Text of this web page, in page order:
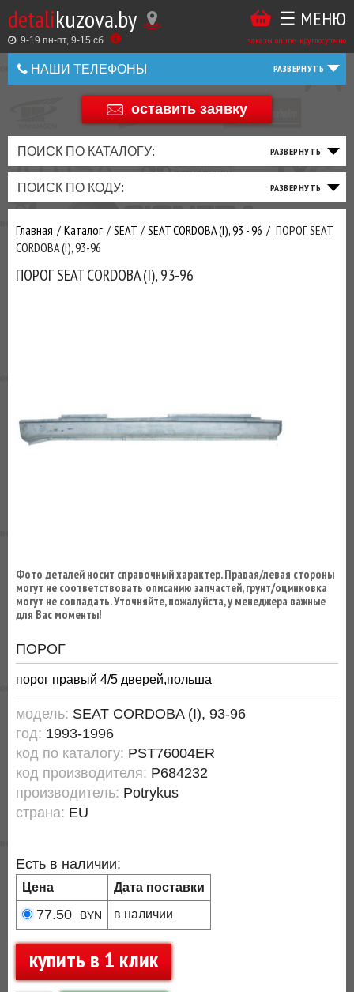
detalikuzova.by
9-19 пн-пт, 9-15 cб заказы online: круглосуточно
☰ МЕНЮ
НАШИ ТЕЛЕФОНЫ
+375 44 586 05 44
оставить заявку
ПОИСК ПО КАТАЛОГУ:
ПОИСК ПО КОДУ:
Главная Каталог SEAT SEAT CORDOBA (I), 93 - 96
ПОРОГ SEAT
CORDOBA (I), 93-96
ПОРОГ SEAT CORDOBA (I), 93-96
Фото деталей носит справочный характер. Правая/левая стороны
могут не соответствовать описанию запчастей, грунт/оцинковка
могут не совпадать. Уточняйте, пожалуйста, у менеджера важные
для Вас моменты!
ПОРОГ
порог правый 4/5 дверей,польша
модель: SEAT CORDOBA (I), 93-96
год: 1993-1996
код по каталогу: PST76004ER
код производителя: P684232
производитель: Potrykus
страна: EU
Есть в наличии:
Цена Дата поставки
77.50 BYN в наличии
купить в 1 клик
Оставить
Оценить
товар
Купить
в
1
Беларусь
+375
+375
ТАКЖЕ
ВЫ
МОЖЕТЕ
У
ЗАКАЗАТЬ
ТО
ФИЛЬТРА
ТОРМОЗНАЯ
СИСТЕМА
ПОДВЕСКА
РУЛЕВОЕ
ТРАНСМИССИЯ
ПРИВОД
ДВИГАТЕЛЬ
ВЫХЛОП
ЭЛЕКТРИКА
ОСВЕЩЕНИЕ
ДОБАВИВ
МАСЛАИ ДРУГИЕ